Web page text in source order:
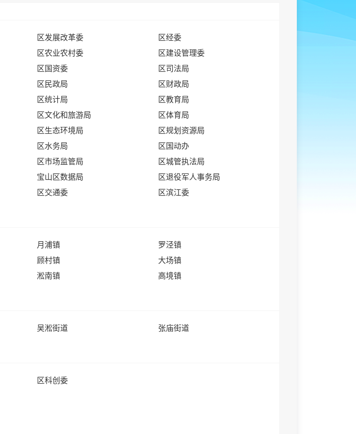
区发展改革委
区经委
区农业农村委
区建设管理委
区国资委
区司法局
区民政局
区财政局
区统计局
区教育局
区文化和旅游局
区体育局
区生态环境局
区规划资源局
区水务局
区国动办
区市场监管局
区城管执法局
宝山区数据局
区退役军人事务局
区交通委 区滨江委
月浦镇
罗泾镇
顾村镇
大场镇
淞南镇 高境镇
吴淞街道 张庙街道
区科创委